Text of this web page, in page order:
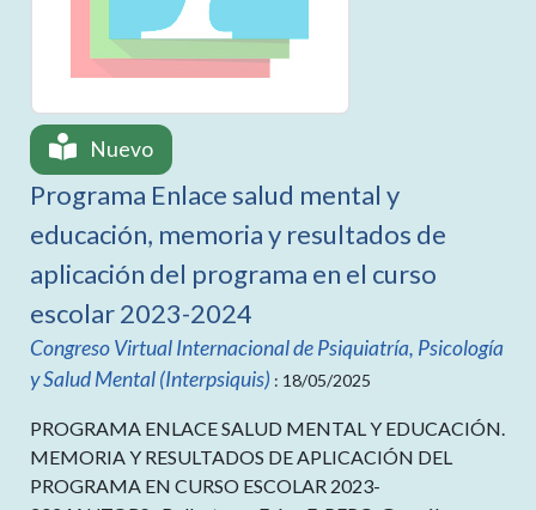
Nuevo
Programa Enlace salud mental y
educación, memoria y resultados de
aplicación del programa en el curso
escolar 2023-2024
Congreso Virtual Internacional de Psiquiatría, Psicología
y Salud Mental (Interpsiquis) : 18/05/2025
PROGRAMA ENLACE SALUD MENTAL Y EDUCACIÓN.
MEMORIA Y RESULTADOS DE APLICACIÓN DEL
PROGRAMA EN CURSO ESCOLAR 2023-